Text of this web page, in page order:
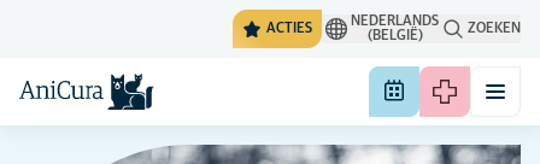
ACTIES
NEDERLANDS
(BELGIË)
ZOEKEN